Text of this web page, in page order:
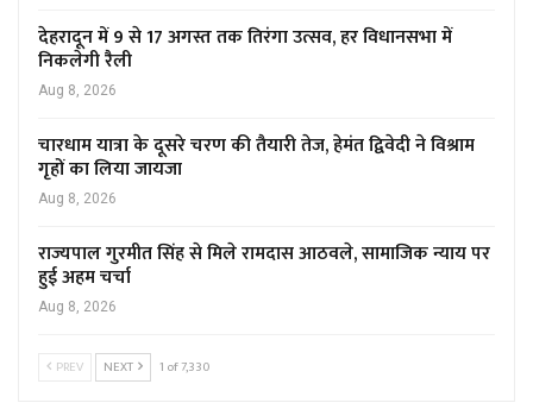
देहरादून में 9 से 17 अगस्त तक तिरंगा उत्सव, हर विधानसभा में
निकलेगी रैली
Aug 8, 2026
चारधाम यात्रा के दूसरे चरण की तैयारी तेज, हेमंत द्विवेदी ने विश्राम
गृहों का लिया जायजा
Aug 8, 2026
राज्यपाल गुरमीत सिंह से मिले रामदास आठवले, सामाजिक न्याय पर
हुई अहम चर्चा
Aug 8, 2026
PREV NEXT 1 of 7,330